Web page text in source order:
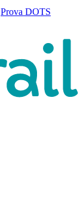
Prova DOTS